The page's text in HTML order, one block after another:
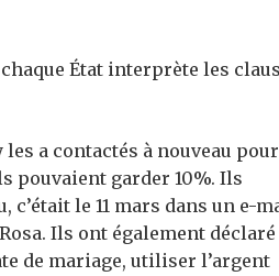
État interprète les
a contactés à nouveau pour
pouvaient garder 10%. Ils
le 11 mars dans un e-
Ils ont également déclaré
de mariage, utiliser l’argent